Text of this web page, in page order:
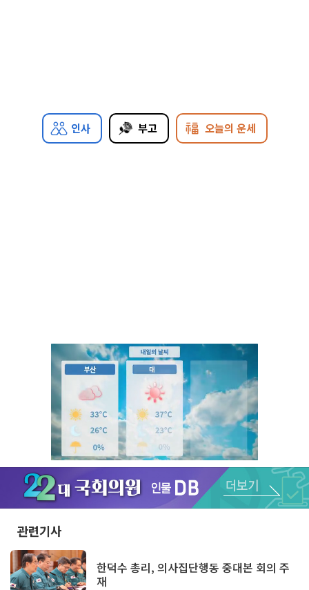
인사 부고 오늘의 운세
Unmute
관련기사
한덕수 총리, 의사집단행동 중대본 회의 주
재